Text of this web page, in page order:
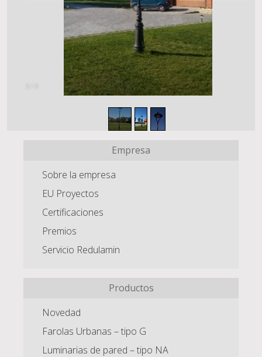
2 / 3
Empresa
Sobre la empresa
EU Proyectos
Certificaciones
Premios
Servicio Redulamin
Productos
Novedad
Farolas Urbanas – tipo G
Luminarias de pared – tipo NA